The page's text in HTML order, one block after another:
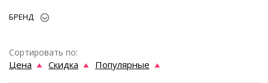
БРЕНД
Сортировать по:
Цена Скидка Популярные